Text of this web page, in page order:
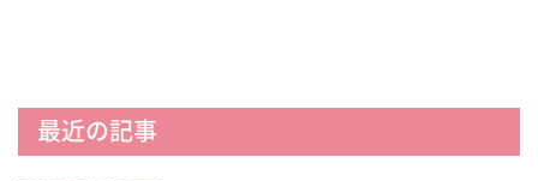
最近の記事